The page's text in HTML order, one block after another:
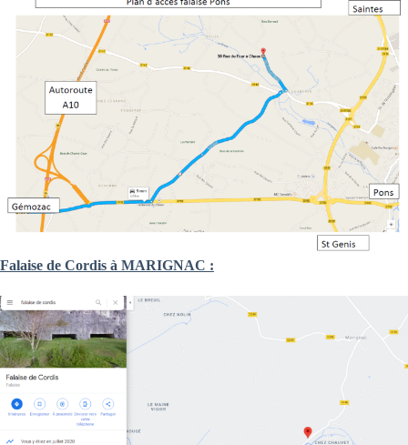
Falaise de Cordis à MARIGNAC :